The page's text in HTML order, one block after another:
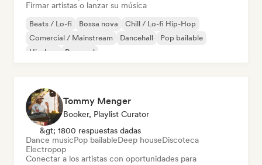
Firmar artistas o lanzar su música
Beats / Lo-fi Bossa nova
Chill / Lo-fi Hip-Hop
Comercial / Mainstream
Dancehall
Pop bailable
Hip-hop
Pop soul
Tommy Menger
Booker, Playlist Curator
&gt; 1800 respuestas dadas
Dance musicPop bailableDeep houseDiscoteca
Electropop
Conectar a los artistas con oportunidades para